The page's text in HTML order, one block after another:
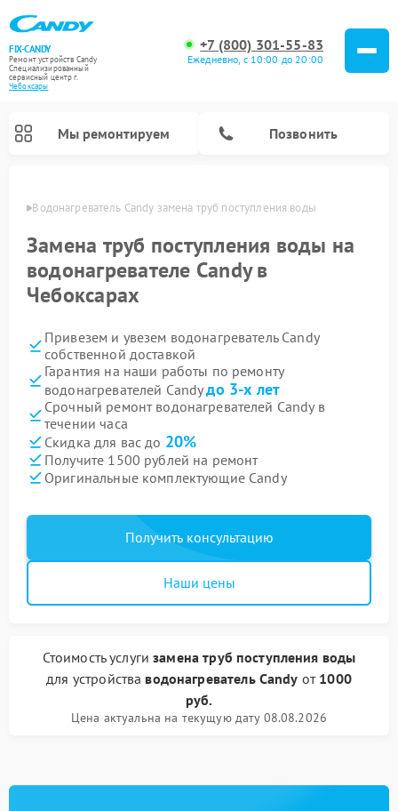
FIX-CANDY
Ремонт устройств Candy
Специализированный
cервисный центр г.
Чебоксары
+7 (800) 301-55-83
Ежедневно, с 10:00 до 20:00
Мы ремонтируем Позвонить
Водонагреватель Candy замена труб поступления воды
Замена труб поступления воды на
водонагревателе Candy в
Чебоксарах
Привезем и увезем водонагреватель Candy
собственной доставкой
Гарантия на наши работы по ремонту
водонагревателей Candyдо 3-х лет
Срочный ремонт водонагревателей Candy в
течении часа
Скидка для вас до 20%
Получите 1500 рублей на ремонт
Оригинальные комплектующие Candy
Получить консультацию
Наши цены
Стоимость услугизамена труб поступления воды
для устройства водонагреватель Candy от 1000
руб.
Цена актуальна на текущую дату 08.08.2026